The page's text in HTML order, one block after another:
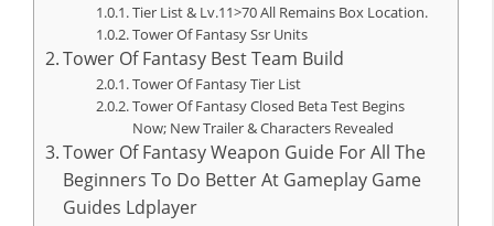
Tier List & Lv.11>70 All Remains Box Location.
Tower Of Fantasy Ssr Units
Tower Of Fantasy Best Team Build
Tower Of Fantasy Tier List
Tower Of Fantasy Closed Beta Test Begins
Now; New Trailer & Characters Revealed
Tower Of Fantasy Weapon Guide For All The
Beginners To Do Better At Gameplay Game
Guides Ldplayer